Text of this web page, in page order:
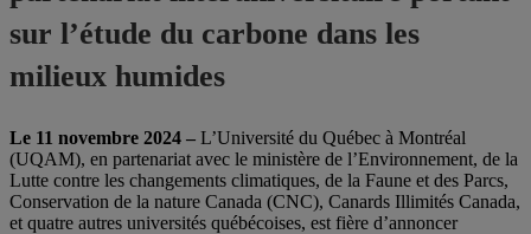
sur l’étude du carbone dans les
milieux humides
Le 11 novembre 2024 – L’Université du Québec à Montréal
(UQAM), en partenariat avec le ministère de l’Environnement, de la
Lutte contre les changements climatiques, de la Faune et des Parcs,
Conservation de la nature Canada (CNC), Canards Illimités Canada,
et quatre autres universités québécoises, est fière d’annoncer